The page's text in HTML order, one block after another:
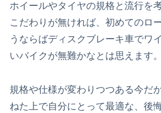
ホイールやタイヤの規格と流行を
こだわりが無ければ、初めてのロ
うならばディスクブレーキ車でワ
いバイクが無難かなとは思えます。
規格や仕様が変わりつつある今だ
ねた上で自分にとって最適な、後